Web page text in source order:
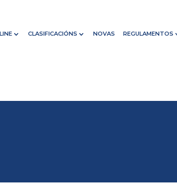
CLASIFICACIÓNS NOVAS REGULAMENTOS